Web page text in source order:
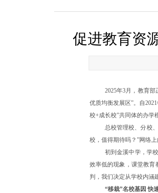
促进教育资
2025年3月，教育
优质均衡发展区”。自
校+成长校”共同体的办学
总校管理校、分校
校，值得期待吗？”网络
初到金溪中学，学
效率低的现象，课堂教育
判，我们决定从学校内涵
“移栽”名校基因 快